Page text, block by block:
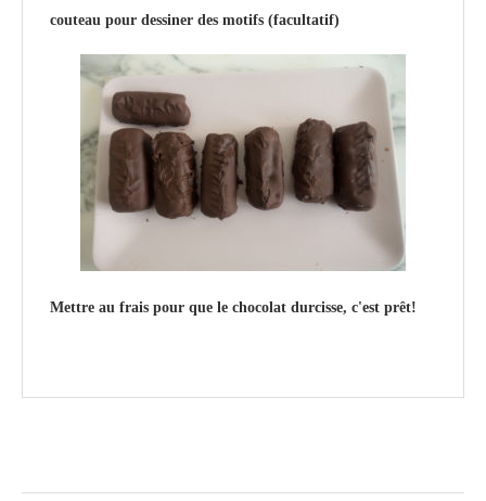
couteau pour dessiner des motifs (facultatif)
Mettre au frais pour que le chocolat durcisse, c'est prêt!